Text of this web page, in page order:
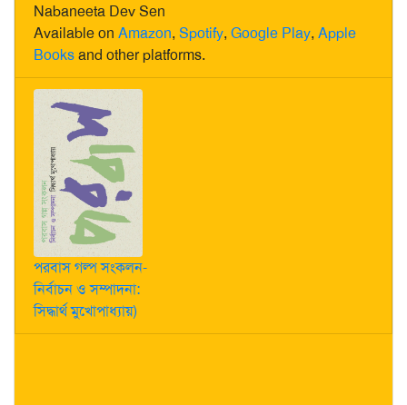
Nabaneeta Dev Sen
Available on Amazon, Spotify, Google Play, Apple
Booksand other platforms.
পরবাস গল্প সংকলন-
নির্বাচন ও সম্পাদনা:
সিদ্ধার্থ মুখোপাধ্যায়)